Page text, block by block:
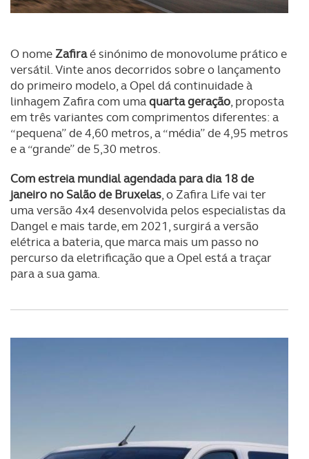
O nomeZafiraé sinónimo de monovolume prático e
versátil. Vinte anos decorridos sobre o lançamento
do primeiro modelo, a Opel dá continuidade à
linhagem Zafira com umaquarta geração, proposta
em três variantes com comprimentos diferentes: a
“pequena” de 4,60 metros, a “média” de 4,95 metros
e a “grande” de 5,30 metros.
Com estreia mundial agendada para dia 18 de
janeiro no Salão de Bruxelas, o Zafira Life vai ter
uma versão 4x4 desenvolvida pelos especialistas da
Dangel e mais tarde, em 2021, surgirá a versão
elétrica a bateria, que marca mais um passo no
percurso da eletrificação que a Opel está a traçar
para a sua gama.